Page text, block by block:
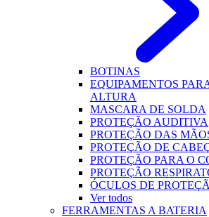
BOTINAS
EQUIPAMENTOS
ALTURA
MASCARA DE SOLDA
PROTEÇÃO AUDITIVA
PROTEÇÃO DAS
PROTEÇÃO DE
PROTEÇÃO PARA O
PROTEÇÃO
ÓCULOS DE
Ver todos
FERRAMENTAS A BATERIA